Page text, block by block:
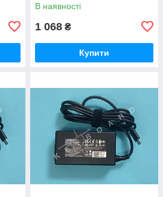
В наявності
1 068 ₴
Купити